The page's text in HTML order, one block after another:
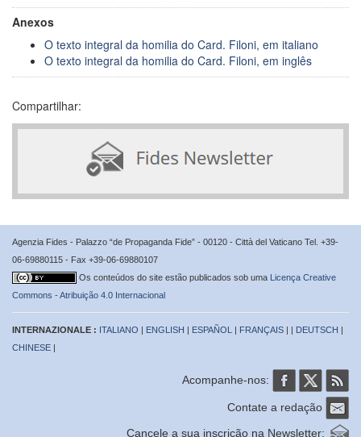
Anexos
O texto integral da homilia do Card. Filoni, em italiano
O texto integral da homilia do Card. Filoni, em inglês
Compartilhar:
Agenzia Fides - Palazzo “de Propaganda Fide” - 00120 - Città del Vaticano Tel. +39-
06-69880115 - Fax +39-06-69880107
Os conteúdos do site estão publicados sob uma Licença Creative
Commons - Atribuição 4.0 Internacional
INTERNAZIONALE : ITALIANO | ENGLISH | ESPAÑOL | FRANÇAIS | | DEUTSCH |
CHINESE |
Acompanhe-nos:
Contate a redação
Cancele a sua inscrição na Newsletter: